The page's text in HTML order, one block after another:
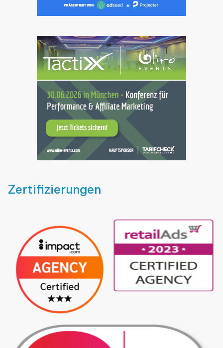
Zertifizierungen